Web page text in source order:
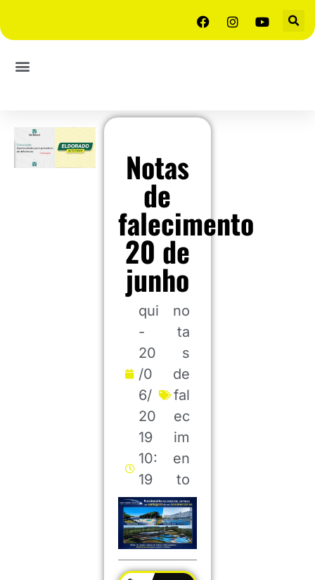
Notas
de
falecimento
20 de
junho
qui
-
20
/0
6/
20
19
10:
19
no
ta
s
de
fal
ec
im
en
to